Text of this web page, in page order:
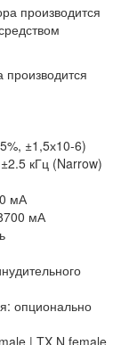
производится
±1,5х10-6)
кГц (Narrow)
мА
мА
опционально
| TX N female